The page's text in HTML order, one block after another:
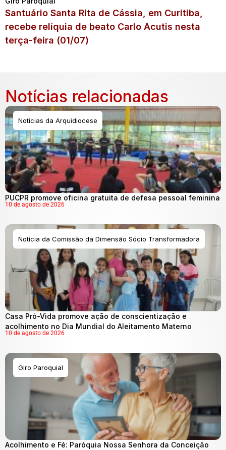
Santuário Santa Rita de Cássia, em Curitiba,
recebe relíquia de beato Carlo Acutis nesta
terça-feira (01/07)
Notícias relacionadas
Notícias da Arquidiocese
PUCPR promove oficina gratuita de defesa pessoal feminina
10 de agosto de 2026
Notícia da Comissão da Dimensão Sócio Transformadora
Casa Pró-Vida promove ação de conscientização e
acolhimento no Dia Mundial do Aleitamento Materno
10 de agosto de 2026
Giro Paroquial
Acolhimento e Fé: Paróquia Nossa Senhora da Conceição